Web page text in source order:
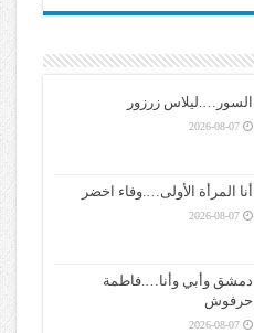
السور….ليلاس زرزور
2026-08-07
أنا المرأة الأولى….وفاء اخضر
2026-08-07
دمشق وأبي وأنا….فاطمة
حرفوش
2026-08-07